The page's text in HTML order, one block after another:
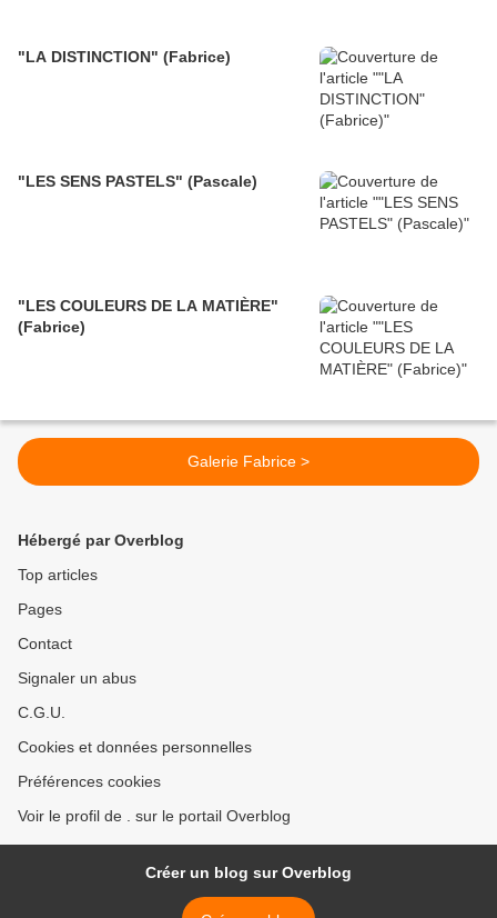
"LA DISTINCTION" (Fabrice)
"LES SENS PASTELS" (Pascale)
"LES COULEURS DE LA MATIÈRE"
(Fabrice)
Galerie Fabrice >
Hébergé par Overblog
Top articles
Pages
Contact
Signaler un abus
C.G.U.
Cookies et données personnelles
Préférences cookies
Voir le profil de . sur le portail Overblog
Créer un blog sur Overblog